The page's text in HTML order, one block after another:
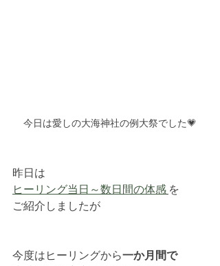
今日は愛しの大海神社の例大祭でした💗
昨日は
ヒーリング当日～数日間の体感 を
ご紹介しましたが
今度はヒーリングから一か月間で